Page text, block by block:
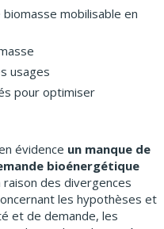
mobilisable en
usages
pour optimiser
évidence un manque de
bioénergétique
raison des divergences
les hypothèses et
et de demande, les